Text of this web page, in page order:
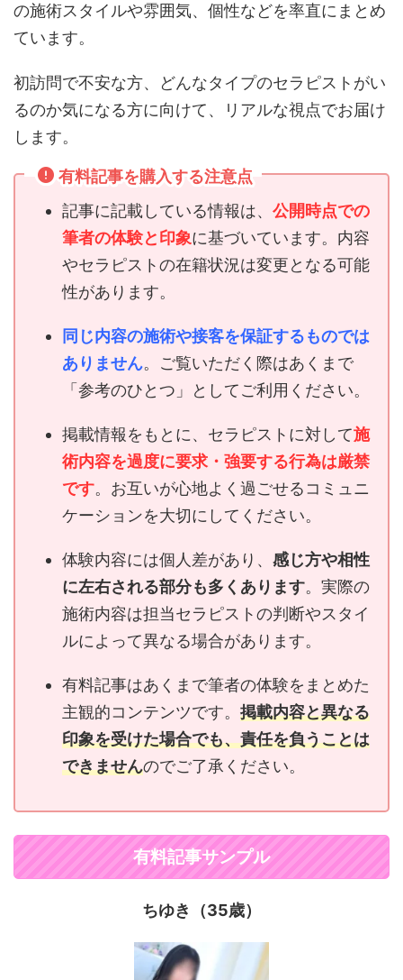
の施術スタイルや雰囲気、個性などを率直にまとめ
ています。
初訪問で不安な方、どんなタイプのセラピストがい
るのか気になる方に向けて、リアルな視点でお届け
します。
有料記事を購入する注意点
記事に記載している情報は、 公開時点での
筆者の体験と印象に基づいています。内容
やセラピストの在籍状況は変更となる可能
性があります。
同じ内容の施術や接客を保証するものでは
ありません。ご覧いただく際はあくまで
「参考のひとつ」としてご利用ください。
掲載情報をもとに、セラピストに対して施
術内容を過度に要求・強要する行為は厳禁
です。お互いが心地よく過ごせるコミュニ
ケーションを大切にしてください。
体験内容には個人差があり、 感じ方や相性
に左右される部分も多くあります。実際の
施術内容は担当セラピストの判断やスタイ
ルによって異なる場合があります。
有料記事はあくまで筆者の体験をまとめた
主観的コンテンツです。 掲載内容と異なる
印象を受けた場合でも、責任を負うことは
できませんのでご了承ください。
有料記事サンプル
ちゆき（35歳）